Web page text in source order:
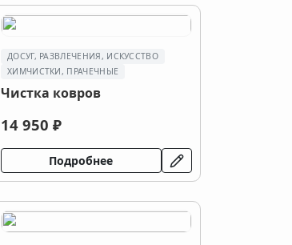
ДОСУГ, РАЗВЛЕЧЕНИЯ, ИСКУССТВО
ХИМЧИСТКИ, ПРАЧЕЧНЫЕ
Чистка ковров
14 950 ₽
Подробнее